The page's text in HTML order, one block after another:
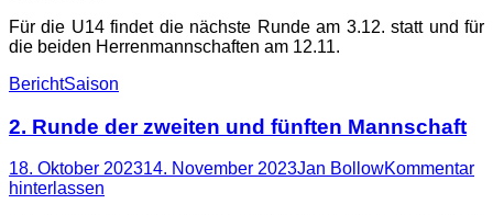
Für die U14 findet die nächste Runde am 3.12. statt und für
die beiden Herrenmannschaften am 12.11.
Kategorien
BerichtSchlagworte
Saison
2. Runde der zweiten und fünften Mannschaft
Posted
on
18. Oktober 202314. November 2023Autor
Jan BollowKommentar
hinterlassen